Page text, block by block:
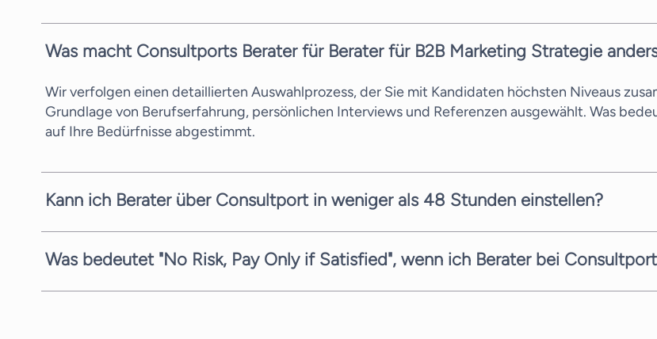
Was macht Consultports Berater für Berater für B2B Marketing Strategie
Wir verfolgen einen detaillierten Auswahlprozess, der Sie mit Kandidaten höchsten Niveaus
Grundlage von Berufserfahrung, persönlichen Interviews und Referenzen ausgewählt. Was
auf Ihre Bedürfnisse abgestimmt.
Kann ich Berater über Consultport in weniger als 48 Stunden einstellen?
Kandidaten zu vermitteln.
Was bedeutet "No Risk, Pay Only if Satisfied", wenn ich Berater bei